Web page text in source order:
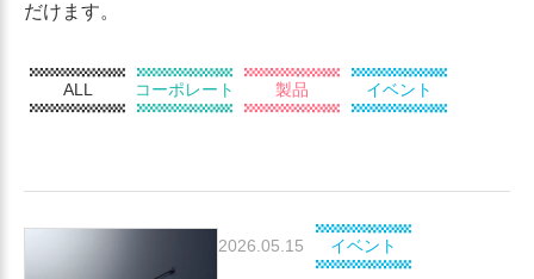
だけます。
ALL コーポレート 製品 イベント
2026.05.15 イベント